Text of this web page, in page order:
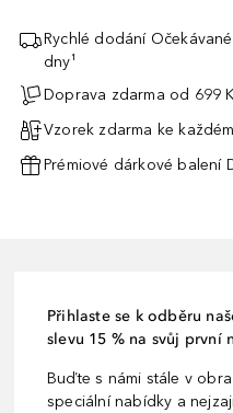
Rychlé dodání
dny¹
Doprava zdarma od 699
Vzorek zdarma ke
Prémiové dárkové balení
Přihlaste se k odběru
slevu 15 % na svůj první
Buďte s námi stále v
speciální nabídky a